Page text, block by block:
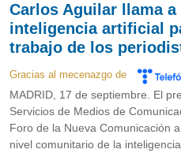
Carlos Aguilar llama
inteligencia artificial
trabajo de los
Gracias al mecenazgo de
MADRID, 17 de septiembre. El
Servicios de Medios de
Foro de la Nueva Comunicación
nivel comunitario de la